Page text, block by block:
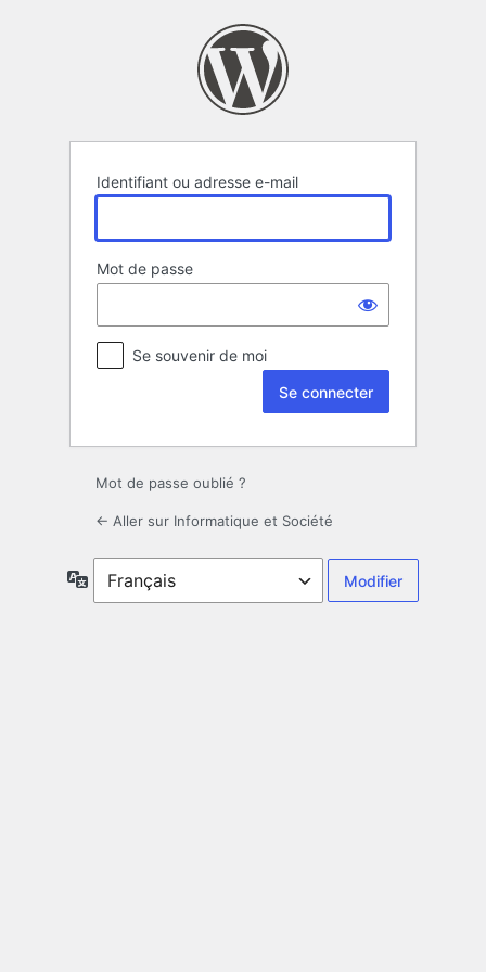
Identifiant ou adresse e-mail
Mot de passe
Se souvenir de moi
Mot de passe oublié ?
← Aller sur Informatique et Société
Langue